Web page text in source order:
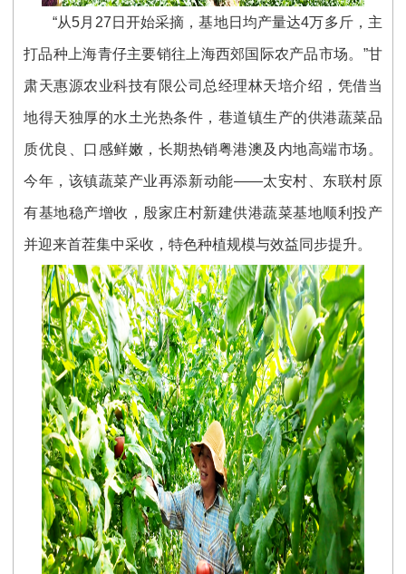
“从5月27日开始采摘，基地日均产量达4万多斤，主
打品种上海青仔主要销往上海西郊国际农产品市场。”甘
肃天惠源农业科技有限公司总经理林天培介绍，凭借当
地得天独厚的水土光热条件，巷道镇生产的供港蔬菜品
质优良、口感鲜嫩，长期热销粤港澳及内地高端市场。
今年，该镇蔬菜产业再添新动能——太安村、东联村原
有基地稳产增收，殷家庄村新建供港蔬菜基地顺利投产
并迎来首茬集中采收，特色种植规模与效益同步提升。